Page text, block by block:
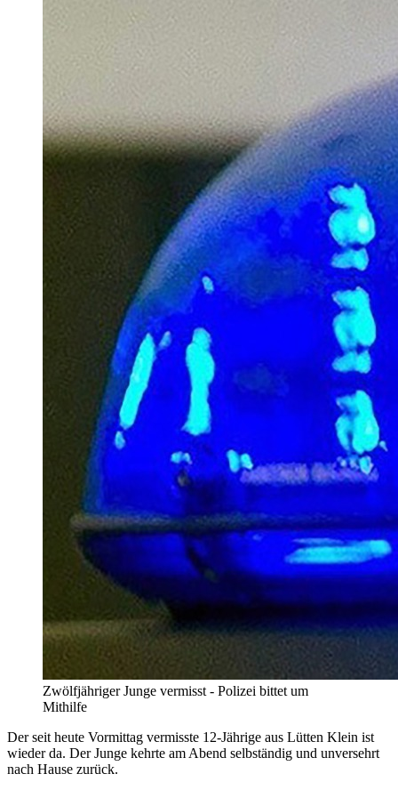
Zwölfjähriger Junge vermisst - Polizei bittet um
Mithilfe
Der seit heute Vormittag vermisste 12-Jährige aus Lütten Klein ist
wieder da. Der Junge kehrte am Abend selbständig und unversehrt
nach Hause zurück.